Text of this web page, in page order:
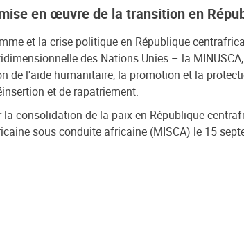
en œuvre de la transition en
et la crise politique en République
des Nations Unies – la
l'aide humanitaire, la promotion et la
et de rapatriement.
consolidation de la paix en République
sous conduite africaine (MISCA) le 15